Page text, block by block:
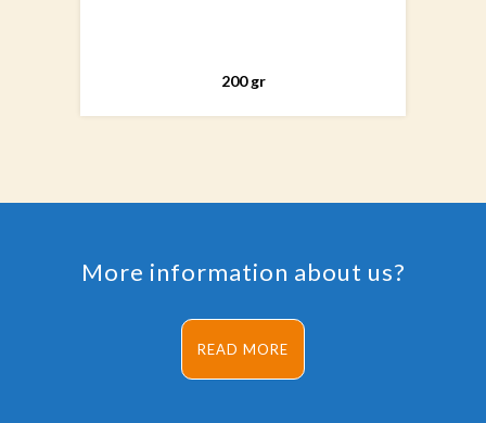
200 gr
More information about us?
READ MORE